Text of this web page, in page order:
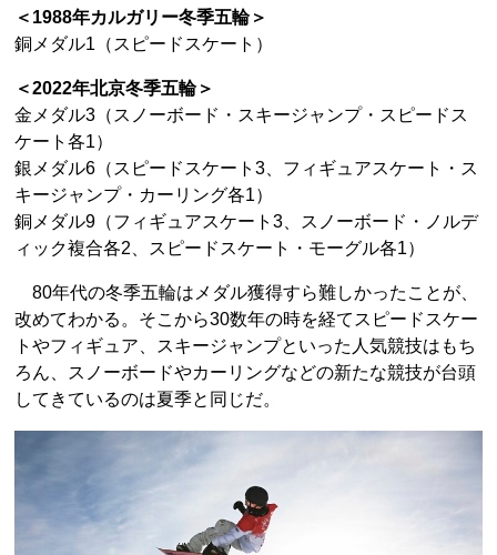
＜1988年カルガリー冬季五輪＞
銅メダル1（スピードスケート）
＜2022年北京冬季五輪＞
金メダル3（スノーボード・スキージャンプ・スピードス
ケート各1）
銀メダル6（スピードスケート3、フィギュアスケート・ス
キージャンプ・カーリング各1）
銅メダル9（フィギュアスケート3、スノーボード・ノルデ
ィック複合各2、スピードスケート・モーグル各1）
80年代の冬季五輪はメダル獲得すら難しかったことが、
改めてわかる。そこから30数年の時を経てスピードスケー
トやフィギュア、スキージャンプといった人気競技はもち
ろん、スノーボードやカーリングなどの新たな競技が台頭
してきているのは夏季と同じだ。